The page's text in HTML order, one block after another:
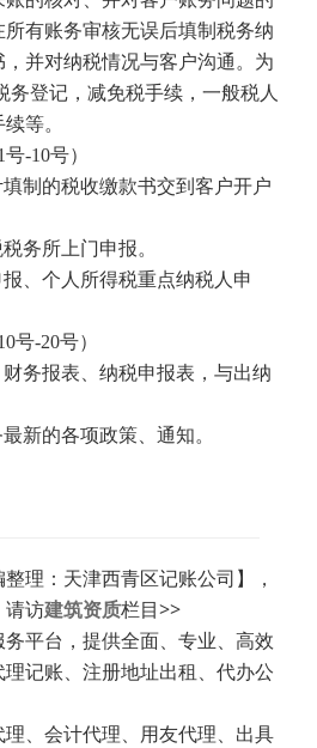
有账务审核无误后填制税务纳
并对纳税情况与客户沟通。为
务登记，减免税手续，一般税人
等。
号-10号）
制的税收缴款书交到客户开户
务所上门申报。
、个人所得税重点纳税人申
号-20号）
务报表、纳税申报表，与出纳
新的各项政策、通知。
理：天津西青区记账公司】，
请访建筑资质栏目>>
平台，提供全面、专业、高效
记账、注册地址出租、代办公
、会计代理、用友代理、出具